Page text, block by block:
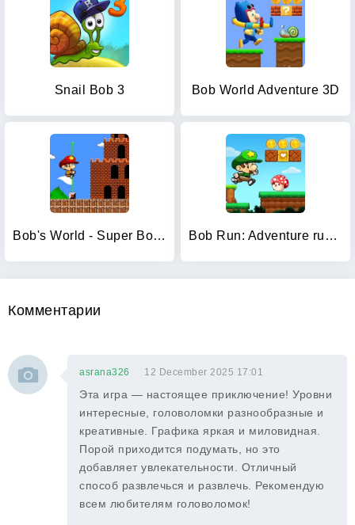
Snail Bob 3 Bob World Adventure 3D
Bob's World - Super Bob Run Bob Run: Adventure run game
Комментарии
asrana326 12 December 2025 17:01
Эта игра — настоящее приключение! Уровни
интересные, головоломки разнообразные и
креативные. Графика яркая и миловидная.
Порой приходится подумать, но это
добавляет увлекательности. Отличный
способ развлечься и развлечь. Рекомендую
всем любителям головоломок!